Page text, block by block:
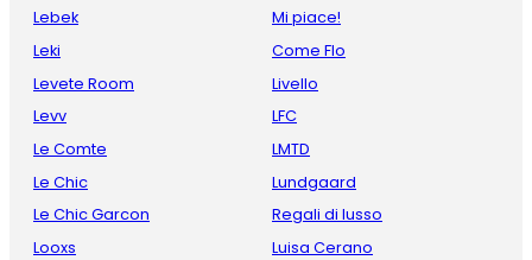
Lebek
Leki
Levete Room
Levv
Le Comte
Le Chic
Le Chic Garcon
Looxs
Mi piace!
Come Flo
Livello
LFC
LMTD
Lundgaard
Regali di lusso
Luisa Cerano